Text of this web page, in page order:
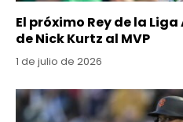
El próximo Rey de la
de Nick Kurtz al MVP
1 de julio de 2026